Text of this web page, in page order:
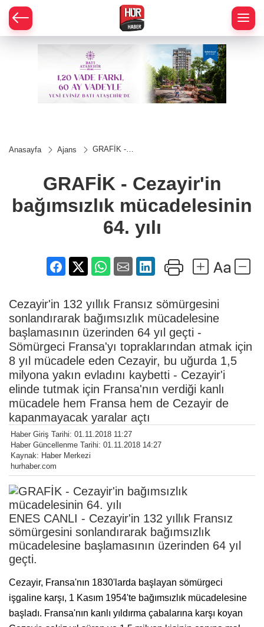
Anasayfa Ajans
GRAFİK -
mücadelesinin
64. yılı
GRAFİK - Cezayir'in
bağımsızlık mücadelesinin
64. yılı
Cezayir'in 132 yıllık Fransız sömürgesini
sonlandırarak bağımsızlık mücadelesine
başlamasının üzerinden 64 yıl geçti -
Sömürgeci Fransa'yı topraklarından atmak için
8 yıl mücadele eden Cezayir, bu uğurda 1,5
milyona yakın evladını kaybetti - Cezayir'i
elinde tutmak için Fransa'nın verdiği kanlı
mücadele hem Fransa hem de Cezayir de
kapanmayacak yaralar açtı
Haber Giriş Tarihi: 01.11.2018 11:27
Haber Güncellenme Tarihi: 01.11.2018 14:27
Kaynak: Haber Merkezi
hurhaber.com
ENES CANLI - Cezayir'in 132 yıllık Fransız
sömürgesini sonlandırarak bağımsızlık
mücadelesine başlamasının üzerinden 64 yıl
geçti.
Cezayir, Fransa'nın 1830'larda başlayan sömürgeci
işgaline karşı, 1 Kasım 1954'te bağımsızlık mücadelesine
başladı. Fransa'nın kanlı yıldırma çabalarına karşı koyan